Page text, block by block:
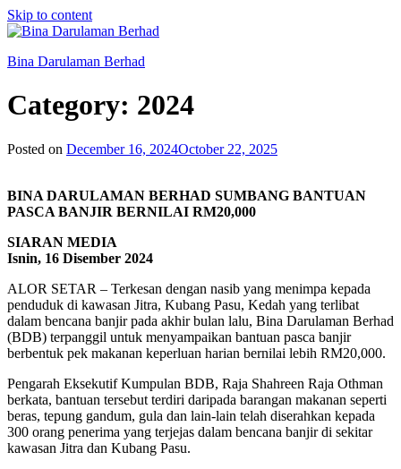
Skip to content
Bina Darulaman Berhad
Category: 2024
Posted on December 16, 2024October 22, 2025
BINA DARULAMAN BERHAD SUMBANG BANTUAN
PASCA BANJIR BERNILAI RM20,000
SIARAN MEDIA
Isnin, 16 Disember 2024
ALOR SETAR – Terkesan dengan nasib yang menimpa kepada
penduduk di kawasan Jitra, Kubang Pasu, Kedah yang terlibat
dalam bencana banjir pada akhir bulan lalu, Bina Darulaman Berhad
(BDB) terpanggil untuk menyampaikan bantuan pasca banjir
berbentuk pek makanan keperluan harian bernilai lebih RM20,000.
Pengarah Eksekutif Kumpulan BDB, Raja Shahreen Raja Othman
berkata, bantuan tersebut terdiri daripada barangan makanan seperti
beras, tepung gandum, gula dan lain-lain telah diserahkan kepada
300 orang penerima yang terjejas dalam bencana banjir di sekitar
kawasan Jitra dan Kubang Pasu.